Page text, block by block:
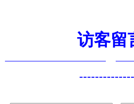
访客留